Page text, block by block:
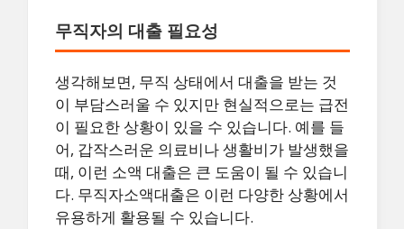
무직자의 대출 필요성
생각해보면, 무직 상태에서 대출을 받는 것
이 부담스러울 수 있지만 현실적으로는 급전
이 필요한 상황이 있을 수 있습니다. 예를 들
어, 갑작스러운 의료비나 생활비가 발생했을
때, 이런 소액 대출은 큰 도움이 될 수 있습니
다. 무직자소액대출은 이런 다양한 상황에서
유용하게 활용될 수 있습니다.